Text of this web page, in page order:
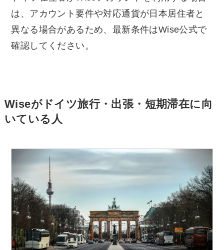
は、アカウント要件や対応通貨が日本居住者と
異なる場合があるため、最新条件はWise公式で
確認してください。
Wiseがドイツ旅行・出張・短期滞在に向
いている人